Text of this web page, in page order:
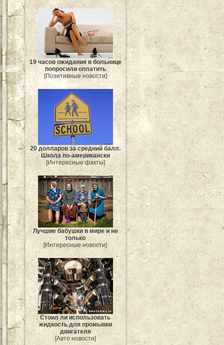
19 часов ожидания в больнице
попросили оплатить
[Позитивные новости]
20 долларов за средний балл.
Школа по-американски
[Интересные факты]
Лучшие бабушки в мире и не
только
[Интересные новости]
Стоил ли использовать
жидкость для промывки
двигателя
[Авто новости]